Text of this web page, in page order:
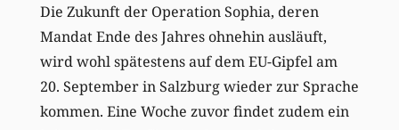
Die Zukunft der Operation Sophia, deren
Mandat Ende des Jahres ohnehin ausläuft,
wird wohl spätestens auf dem EU-Gipfel am
20. September in Salzburg wieder zur Sprache
kommen. Eine Woche zuvor findet zudem ein